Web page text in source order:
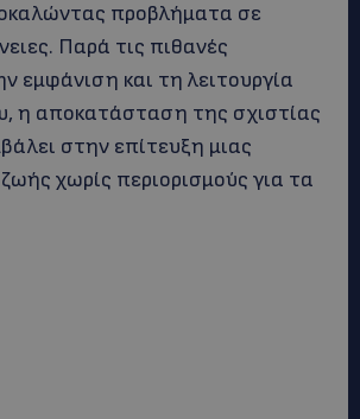
προβλήματα σε
Παρά τις πιθανές
εμφάνιση και τη λειτουργία
η αποκατάσταση της σχιστίας
στην επίτευξη μιας
χωρίς περιορισμούς για τα